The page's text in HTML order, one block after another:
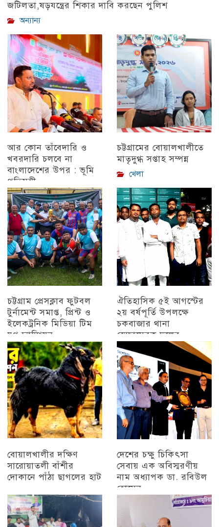
জটিলতা,ষড়যন্ত্রের শিকার দাবি করছেন পুলিশ
অন্যান্য
আর কোন তাঁবেদারি ও
খবরদারি চলবে না
বাংলাদেশের উপর : ভূমি
প্রতিমন্ত্রী
চট্টগ্রাম
চট্টগ্রামের বোয়ালখালীতে
মাতৃদুগ্ধ সপ্তাহ সম্পন্ন
খেলা
চট্টগ্রাম প্রেসক্লাব ফুটবল
টুর্নামেন্ট সমাপ্ত, প্রিন্ট ও
ইলেকট্রনিক মিডিয়া টিম
যুগ্ন চ্যাম্পিয়ন
চট্টগ্রাম
ঐতিহাসিক ৫ই আগস্টের
২য় বর্ষপূর্তি উপলক্ষে
চকবাজার থানা
স্বেচ্ছাসেবক দলের
প্রামাণ্যচিত্র প্রদর্শন ও
বিজয় মিছিল
চট্টগ্রাম
বোয়ালখালীর দক্ষিণ
সারোয়াতলী বাঁশীর
দোকানে পাঁঠা ছাগলের হাট
চট্টগ্রাম
দেশের চক্ষু চিকিৎসা
সেবায় এক অবিস্মরণীয়
নাম অধ্যাপক ডা. রবিউল
হোসেন